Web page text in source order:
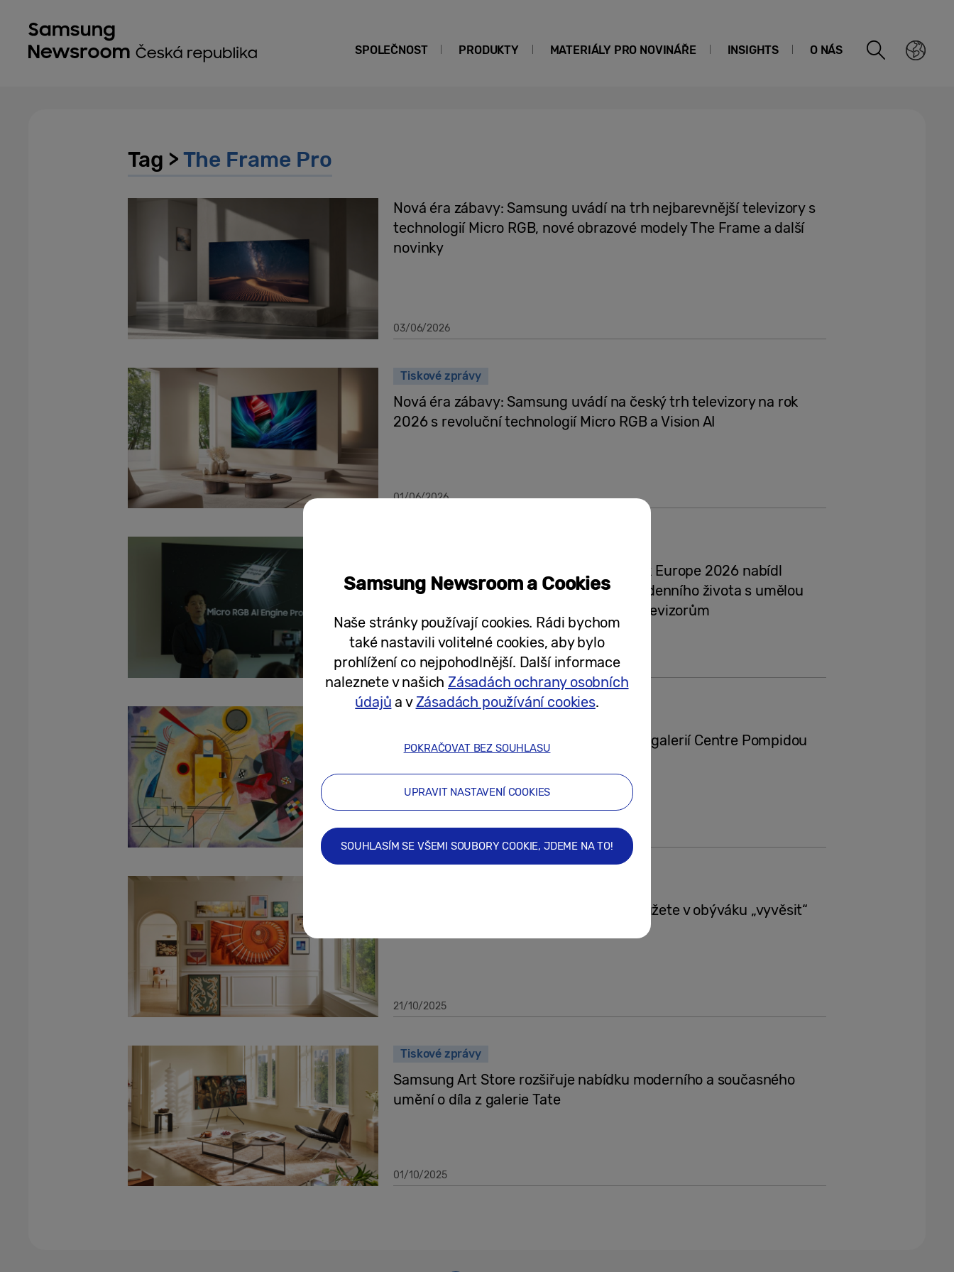
SPOLEČNOST PRODUKTY MATERIÁLY PRO NOVINÁŘE INSIGHTS O NÁS
Tag >The Frame Pro
Nová éra zábavy: Samsung uvádí na trh nejbarevnější televizory s
technologií Micro RGB, nové obrazové modely The Frame a další
novinky
03/06/2026
Tiskové zprávy
Nová éra zábavy: Samsung uvádí na český trh televizory na rok
2026 s revoluční technologií Micro RGB a Vision AI
01/06/2026
Na akci Inside Samsung – The First Look Europe 2026 nabídl
Samsung pohled do budoucnosti každodenního života s umělou
inteligencí díky nejnovějším chytrým televizorům
20/04/2026
Samsung Art Store nově spolupracuje s galerií Centre Pompidou
Díky platformě Samsung Art Store si můžete v obýváku „vyvěsit“
21/10/2025
Tiskové zprávy
Samsung Art Store rozšiřuje nabídku moderního a současného
umění o díla z galerie Tate
01/10/2025
Samsung Newsroom a Cookies
Naše stránky používají cookies. Rádi bychom
také nastavili volitelné cookies, aby bylo
prohlížení co nejpohodlnější. Další informace
naleznete v našichZásadách ochrany osobních
údajů a vZásadách používání cookies.
POKRAČOVAT BEZ SOUHLASU
UPRAVIT NASTAVENÍ COOKIES
SOUHLASÍM SE VŠEMI SOUBORY COOKIE, JDEME NA TO!